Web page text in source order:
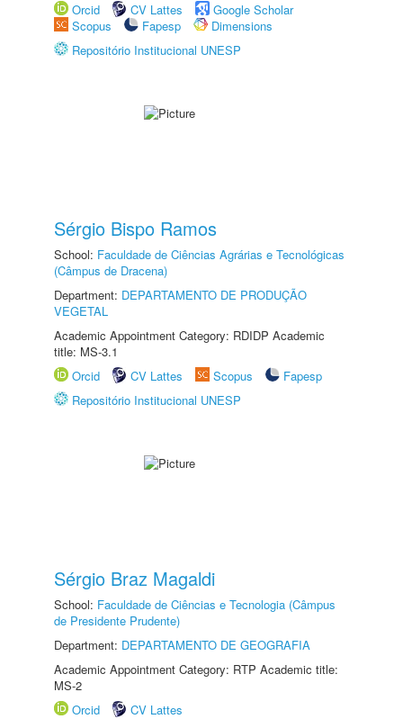
Orcid
CV Lattes
Google Scholar
Scopus
Fapesp
Dimensions
Repositório Institucional UNESP
Sérgio Bispo Ramos
School: Faculdade de Ciências Agrárias e Tecnológicas
(Câmpus de Dracena)
Department: DEPARTAMENTO DE PRODUÇÃO
VEGETAL
Academic Appointment Category: RDIDP Academic
title: MS-3.1
Orcid
CV Lattes Scopus
Fapesp
Repositório Institucional UNESP
Sérgio Braz Magaldi
School: Faculdade de Ciências e Tecnologia (Câmpus
de Presidente Prudente)
Department: DEPARTAMENTO DE GEOGRAFIA
Academic Appointment Category: RTP Academic title:
MS-2
Orcid
CV Lattes